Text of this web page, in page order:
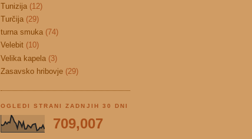
Tunizija (12)
Turčija (29)
turna smuka (74)
Velebit (10)
Velika kapela (3)
Zasavsko hribovje (29)
OGLEDI STRANI ZADNJIH 30 DNI
709,007